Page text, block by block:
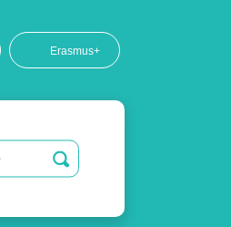
Erasmus+